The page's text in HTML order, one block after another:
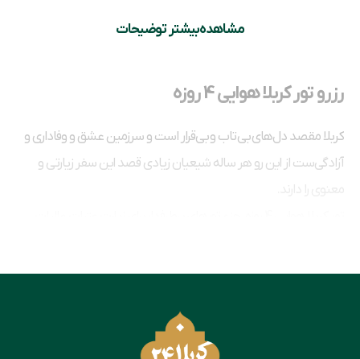
رزرو تور کربلا هوایی 4 روزه
کربلا مقصد دل‌های بی‌تاب و بی‌قرار است و سرزمین عشق و وفاداری و
آزادگی‌ست از این رو هر ساله شیعیان زیادی قصد این سفر زیارتی و
حضرت عباس(ع) هستند منتها زمان کمی دارند و می‌خواهد سفر
بلیت رفت و برگشت هواپیما، ترانسفر فرودگاهی و اقامت در هتل‌های
مشاهده بیشتر توضیحات